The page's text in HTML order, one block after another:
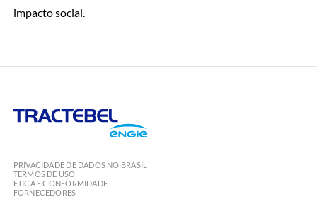
impacto social.
Engie
PRIVACIDADE DE DADOS NO BRASIL
TERMOS DE USO
ÉTICA E CONFORMIDADE
FORNECEDORES